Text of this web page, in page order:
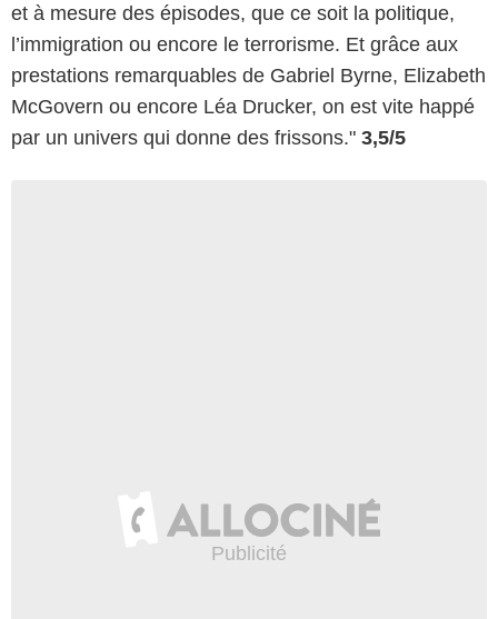
et à mesure des épisodes, que ce soit la politique,
l’immigration ou encore le terrorisme. Et grâce aux
prestations remarquables de Gabriel Byrne, Elizabeth
McGovern ou encore Léa ­Drucker, on est vite happé
par un univers qui donne des frissons." 3,5/5